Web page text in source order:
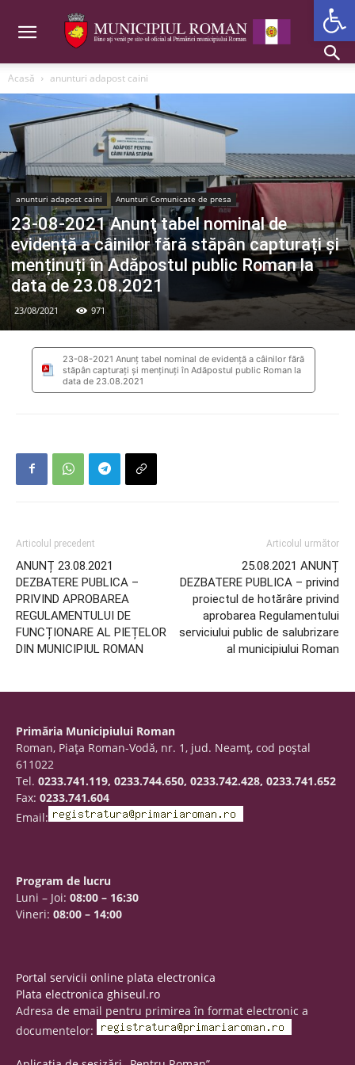
Acasă anunturi adapost caini
anunturi adapost caini Anunturi Comunicate de presa
23-08-2021 Anunţ tabel nominal de
evidență a câinilor fără stăpân capturați și
menținuți în Adăpostul public Roman la
data de 23.08.2021
23/08/2021 971
23-08-2021 Anunţ tabel nominal de evidență a câinilor fără
stăpân capturați și menținuți în Adăpostul public Roman la
data de 23.08.2021
Articolul precedent
ANUNȚ 23.08.2021
DEZBATERE PUBLICA –
PRIVIND APROBAREA
REGULAMENTULUI DE
FUNCȚIONARE AL PIEȚELOR
DIN MUNICIPIUL ROMAN
Articolul următor
25.08.2021 ANUNȚ
DEZBATERE PUBLICA – privind
proiectul de hotărâre privind
aprobarea Regulamentului
serviciului public de salubrizare
al municipiului Roman
Primăria Municipiului Roman
Roman, Piaţa Roman-Vodă, nr. 1, jud. Neamţ, cod poştal
611022
Tel. 0233.741.119, 0233.744.650, 0233.742.428, 0233.741.652
Fax: 0233.741.604
Email:
Program de lucru
Luni – Joi: 08:00 – 16:30
Vineri: 08:00 – 14:00
Portal servicii online plata electronica
Plata electronica ghiseul.ro
Adresa de email pentru primirea în format electronic a
documentelor: